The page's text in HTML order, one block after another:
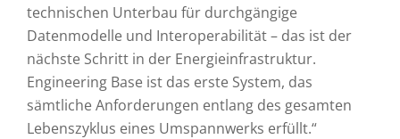
technischen Unterbau für durchgängige
Datenmodelle und Interoperabilität – das ist der
nächste Schritt in der Energieinfrastruktur.
Engineering Base ist das erste System, das
sämtliche Anforderungen entlang des gesamten
Lebenszyklus eines Umspannwerks erfüllt.“